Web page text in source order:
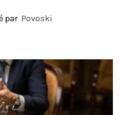
par Povoski